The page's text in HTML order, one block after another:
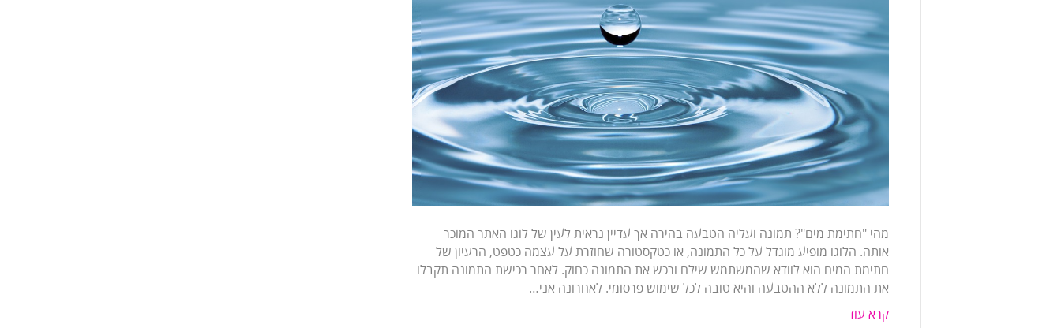
מהי "חתימת מים"? תמונה ועליה הטבעה בהירה אך עדיין נראית לעין של לוגו האתר המוכר
אותה. הלוגו מופיע מוגדל על כל התמונה, או כטקסטורה שחוזרת על עצמה כטפט, הרעיון של
חתימת המים הוא לוודא שהמשתמש שילם ורכש את התמונה כחוק. לאחר רכישת התמונה תקבלו
את התמונה ללא ההטבעה והיא טובה לכל שימוש פרסומי. לאחרונה אני…
קרא עוד